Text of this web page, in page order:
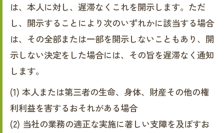
は、本人に対し、遅滞なくこれを開示します。ただ
し、開示することにより次のいずれかに該当する場合
は、その全部または一部を開示しないこともあり、開
示しない決定をした場合には、その旨を遅滞なく通知
します。
(1) 本人または第三者の生命、身体、財産その他の権
利利益を害するおそれがある場合
(2) 当社の業務の適正な実施に著しい支障を及ぼすお